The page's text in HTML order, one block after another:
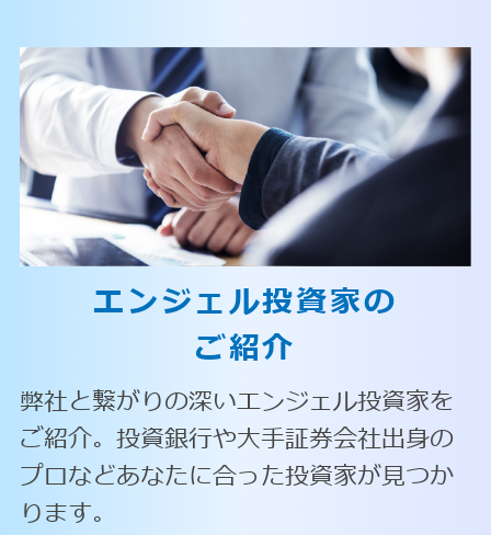
エンジェル投資家の
ご紹介
弊社と繋がりの深いエンジェル投資家を
ご紹介。投資銀行や大手証券会社出身の
プロなどあなたに合った投資家が見つか
ります。